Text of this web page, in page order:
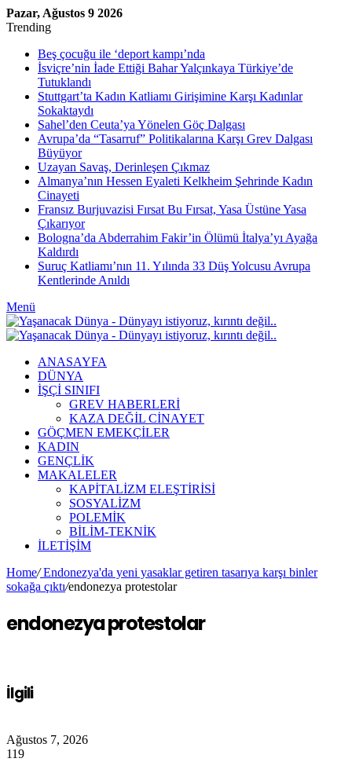
Pazar, Ağustos 9 2026
Trending
Beş çocuğu ile ‘deport kampı’nda
İsviçre’nin İade Ettiği Bahar Yalçınkaya Türkiye’de
Tutuklandı
Stuttgart’ta Kadın Katliamı Girişimine Karşı Kadınlar
Sokaktaydı
Sahel’den Ceuta’ya Yönelen Göç Dalgası
Avrupa’da “Tasarruf” Politikalarına Karşı Grev Dalgası
Büyüyor
Uzayan Savaş, Derinleşen Çıkmaz
Almanya’nın Hessen Eyaleti Kelkheim Şehrinde Kadın
Cinayeti
Fransız Burjuvazisi Fırsat Bu Fırsat, Yasa Üstüne Yasa
Çıkarıyor
Bologna’da Abderrahim Fakir’in Ölümü İtalya’yı Ayağa
Kaldırdı
Suruç Katliamı’nın 11. Yılında 33 Düş Yolcusu Avrupa
Kentlerinde Anıldı
Menü
ANASAYFA
DÜNYA
İŞÇİ SINIFI
GREV HABERLERİ
KAZA DEĞİL CİNAYET
GÖÇMEN EMEKÇİLER
KADIN
GENÇLİK
MAKALELER
KAPİTALİZM ELEŞTİRİSİ
SOSYALİZM
POLEMİK
BİLİM-TEKNİK
ILETIŞIM
Home/Endonezya'da yeni yasaklar getiren tasarıya karşı binler
sokağa çıktı/endonezya protestolar
endonezya protestolar
İlgili
Ağustos 7, 2026
119